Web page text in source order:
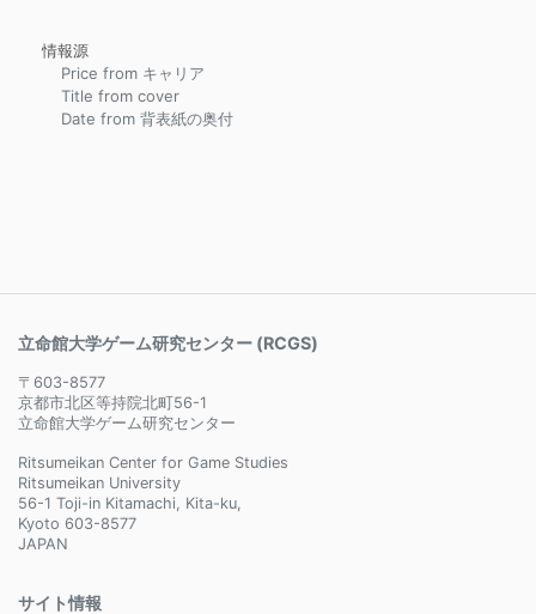
情報源
Price from キャリア
Title from cover
Date from 背表紙の奥付
立命館大学ゲーム研究センター (RCGS)
〒603-8577
京都市北区等持院北町56-1
立命館大学ゲーム研究センター
Ritsumeikan Center for Game Studies
Ritsumeikan University
56-1 Toji-in Kitamachi, Kita-ku,
Kyoto 603-8577
JAPAN
サイト情報